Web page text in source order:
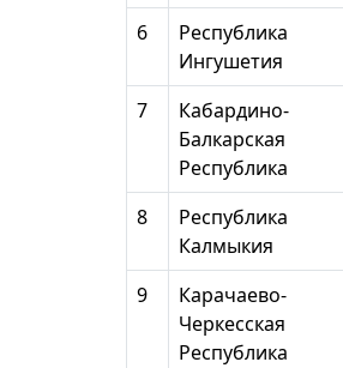
6
Республика
Ингушетия
7
Кабардино-
Балкарская
Республика
8
Республика
Калмыкия
9
Карачаево-
Черкесская
Республика